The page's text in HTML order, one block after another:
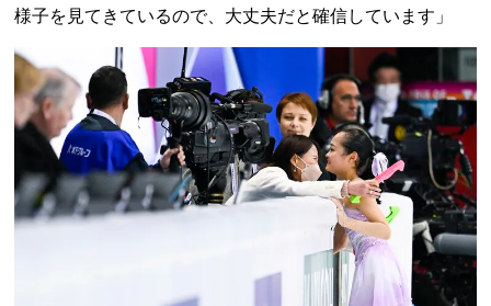
様子を見てきているので、大丈夫だと確信しています」